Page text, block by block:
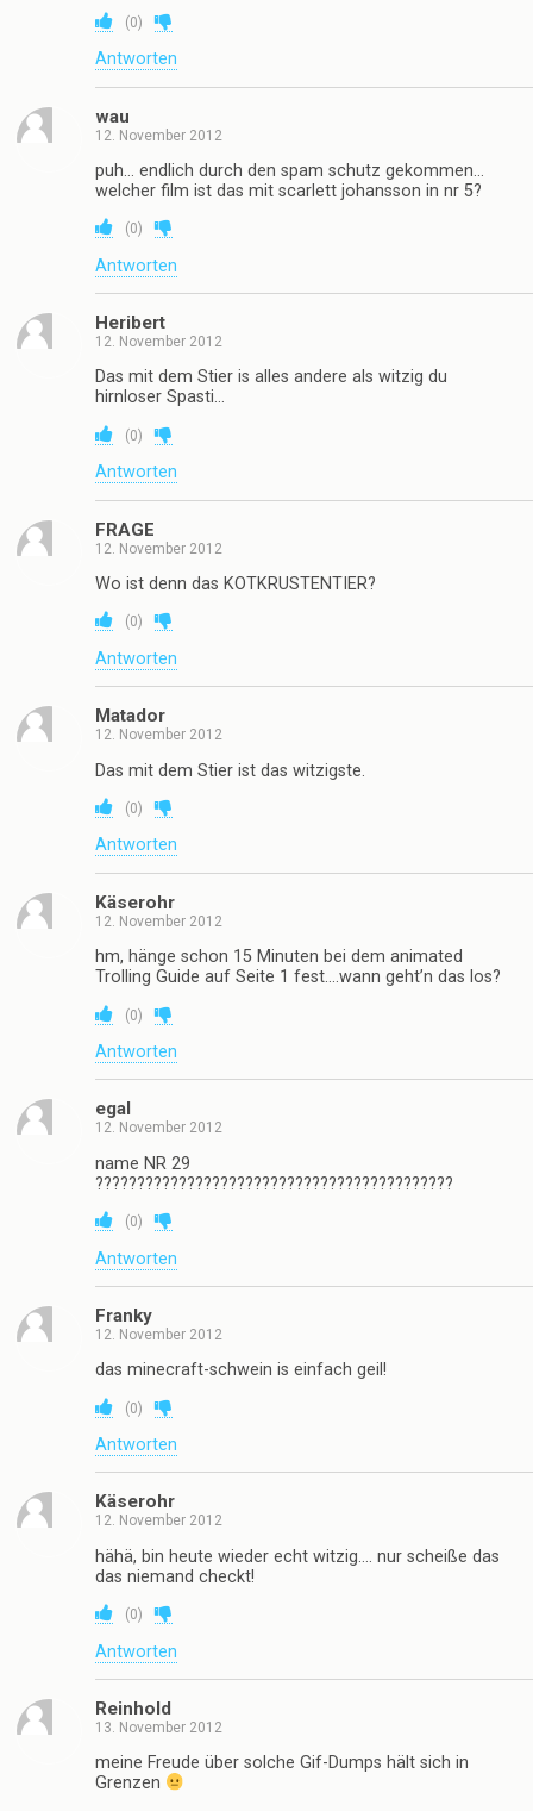
(0)
Antworten
wau
12. November 2012
puh… endlich durch den spam schutz gekommen…
welcher film ist das mit scarlett johansson in nr 5?
(0)
Antworten
Heribert
12. November 2012
Das mit dem Stier is alles andere als witzig du
hirnloser Spasti…
(0)
Antworten
FRAGE
12. November 2012
Wo ist denn das KOTKRUSTENTIER?
(0)
Antworten
Matador
12. November 2012
Das mit dem Stier ist das witzigste.
(0)
Antworten
Käserohr
12. November 2012
hm, hänge schon 15 Minuten bei dem animated
Trolling Guide auf Seite 1 fest….wann geht’n das los?
(0)
Antworten
egal
12. November 2012
name NR 29
???????????????????????????????????????????
(0)
Antworten
Franky
12. November 2012
das minecraft-schwein is einfach geil!
(0)
Antworten
Käserohr
12. November 2012
hähä, bin heute wieder echt witzig…. nur scheiße das
das niemand checkt!
(0)
Antworten
Reinhold
13. November 2012
meine Freude über solche Gif-Dumps hält sich in
Grenzen